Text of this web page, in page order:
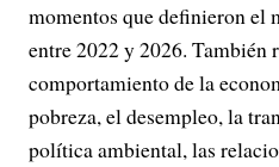
momentos que definieron el
entre 2022 y 2026. También
comportamiento de la
pobreza, el desempleo, la
política ambiental, las